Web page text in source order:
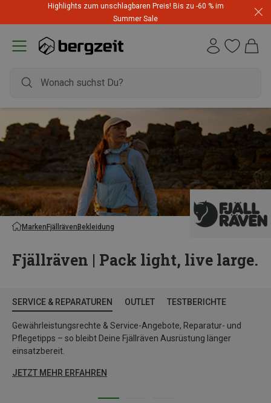
Highlights zum unschlagbaren Preis! Bis zu -60 % im
Summer Sale
MarkenFjällrävenBekleidung
Fjällräven | Pack light, live large.
SERVICE & REPARATUREN OUTLET TESTBERICHTE
Gewährleistungsrechte & Service-Angebote, Reparatur- und
Pflegetipps – so bleibt Deine Fjällräven Ausrüstung länger
einsatzbereit.
JETZT MEHR ERFAHREN